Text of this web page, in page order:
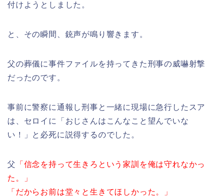
付けようとしました。
と、その瞬間、銃声が鳴り響きます。
父の葬儀に事件ファイルを持ってきた刑事の威嚇射撃
だったのです。
事前に警察に通報し刑事と一緒に現場に急行したスア
は、セロイに「おじさんはこんなこと望んでいな
い！」と必死に説得するのでした。
父
「信念を持って生きろという家訓を俺は守れなかっ
た。」
「だからお前は堂々と生きてほしかった。」